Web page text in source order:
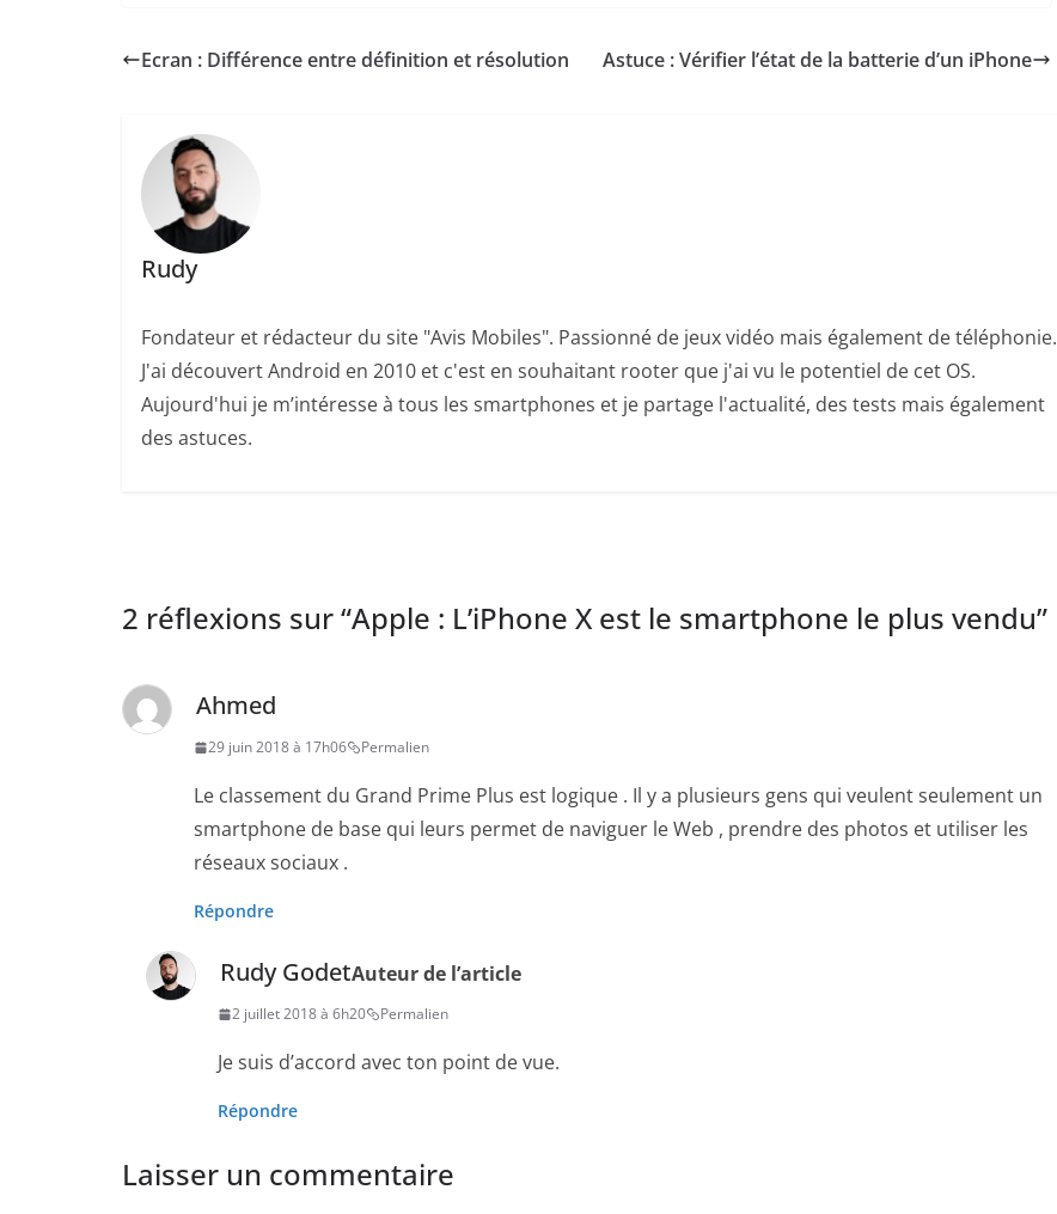
Ecran : Différence entre définition et résolution Astuce : Vérifier l’état de la batterie d’un iPhone
Rudy
Fondateur et rédacteur du site "Avis Mobiles". Passionné de jeux vidéo mais également de téléphonie.
J'ai découvert Android en 2010 et c'est en souhaitant rooter que j'ai vu le potentiel de cet OS.
Aujourd'hui je m’intéresse à tous les smartphones et je partage l'actualité, des tests mais également
des astuces.
2 réflexions sur “Apple : L’iPhone X est le smartphone le plus vendu”
Ahmed
29 juin 2018 à 17h06 Permalien
Le classement du Grand Prime Plus est logique . Il y a plusieurs gens qui veulent seulement un
smartphone de base qui leurs permet de naviguer le Web , prendre des photos et utiliser les
réseaux sociaux .
Répondre
Rudy GodetAuteur de l’article
2 juillet 2018 à 6h20 Permalien
Je suis d’accord avec ton point de vue.
Répondre
Laisser un commentaire